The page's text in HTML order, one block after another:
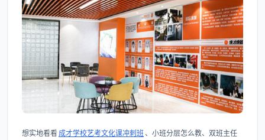
想实地看看成才学校艺考文化课冲刺班、小班分层怎么教、双班主任